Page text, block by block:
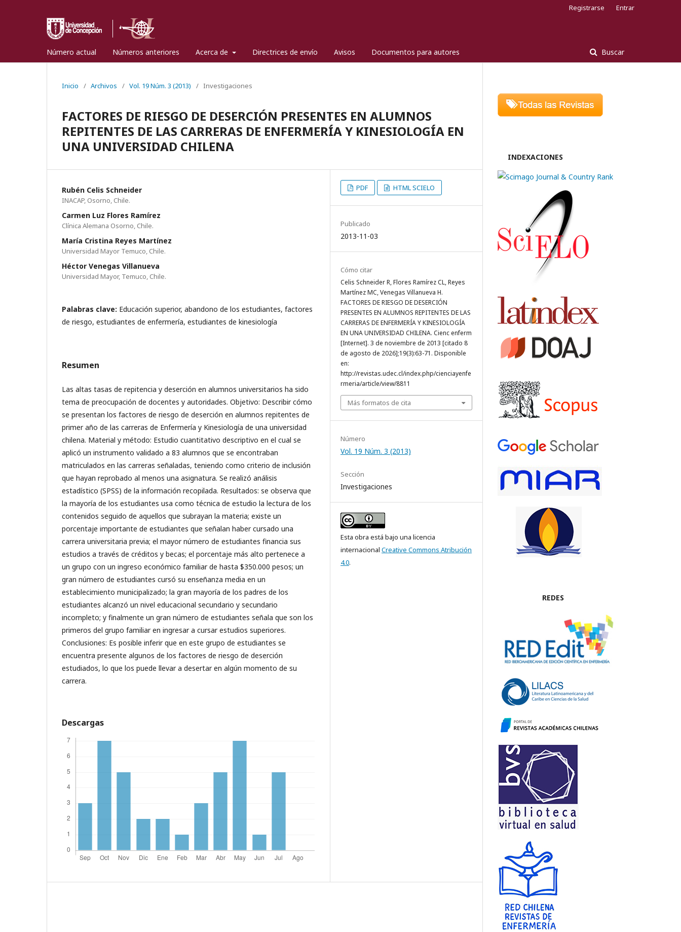
Número actual Números anteriores Acerca de Directrices de envío Avisos Documentos para autores Buscar
Registrarse Entrar
Inicio / Archivos / Vol. 19 Núm. 3 (2013) / Investigaciones
FACTORES DE RIESGO DE DESERCIÓN PRESENTES EN ALUMNOS
REPITENTES DE LAS CARRERAS DE ENFERMERÍA Y KINESIOLOGÍA EN
UNA UNIVERSIDAD CHILENA
Rubén Celis Schneider
INACAP, Osorno, Chile.
Carmen Luz Flores Ramírez
Clínica Alemana Osorno, Chile.
María Cristina Reyes Martínez
Universidad Mayor Temuco, Chile.
Héctor Venegas Villanueva
Universidad Mayor, Temuco, Chile.
Palabras clave: Educación superior, abandono de los estudiantes, factores
de riesgo, estudiantes de enfermería, estudiantes de kinesiología
Resumen
Las altas tasas de repitencia y deserción en alumnos universitarios ha sido
tema de preocupación de docentes y autoridades. Objetivo: Describir cómo
se presentan los factores de riesgo de deserción en alumnos repitentes de
primer año de las carreras de Enfermería y Kinesiología de una universidad
chilena. Material y método: Estudio cuantitativo descriptivo en el cual se
aplicó un instrumento validado a 83 alumnos que se encontraban
matriculados en las carreras señaladas, teniendo como criterio de inclusión
que hayan reprobado al menos una asignatura. Se realizó análisis
estadístico (SPSS) de la información recopilada. Resultados: se observa que
la mayoría de los estudiantes usa como técnica de estudio la lectura de los
contenidos seguido de aquellos que subrayan la materia; existe un
porcentaje importante de estudiantes que señalan haber cursado una
carrera universitaria previa; el mayor número de estudiantes financia sus
estudios a través de créditos y becas; el porcentaje más alto pertenece a
un grupo con un ingreso económico familiar de hasta $350.000 pesos; un
gran número de estudiantes cursó su enseñanza media en un
establecimiento municipalizado; la gran mayoría de los padres de los
estudiantes alcanzó un nivel educacional secundario y secundario
incompleto; y finalmente un gran número de estudiantes señala que son los
primeros del grupo familiar en ingresar a cursar estudios superiores.
Conclusiones: Es posible inferir que en este grupo de estudiantes se
encuentra presente algunos de los factores de riesgo de deserción
estudiados, lo que los puede llevar a desertar en algún momento de su
carrera.
Descargas
PDF HTML SCIELO
Publicado
2013-11-03
Cómo citar
Celis Schneider R, Flores Ramírez CL, Reyes
Martínez MC, Venegas Villanueva H.
FACTORES DE RIESGO DE DESERCIÓN
PRESENTES EN ALUMNOS REPITENTES DE LAS
CARRERAS DE ENFERMERÍA Y KINESIOLOGÍA
EN UNA UNIVERSIDAD CHILENA. Cienc enferm
[Internet]. 3 de noviembre de 2013 [citado 8
de agosto de 2026];19(3):63-71. Disponible
en:
http://revistas.udec.cl/index.php/cienciayenfe
rmeria/article/view/8811
Más formatos de cita
Número
Vol. 19 Núm. 3 (2013)
Sección
Investigaciones
Esta obra está bajo una licencia
internacional Creative Commons Atribución
4.0.
INDEXACIONES
REDES